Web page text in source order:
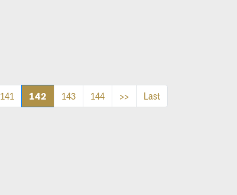
141 142 143 144 >> Last